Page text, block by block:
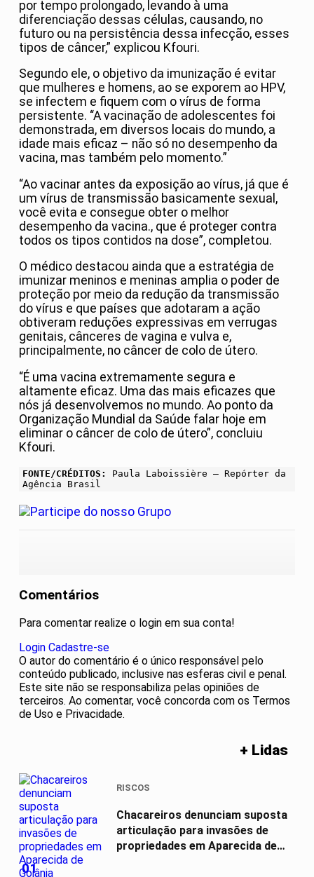
por tempo prolongado, levando à uma
diferenciação dessas células, causando, no
futuro ou na persistência dessa infecção, esses
tipos de câncer,” explicou Kfouri.
Segundo ele, o objetivo da imunização é evitar
que mulheres e homens, ao se exporem ao HPV,
se infectem e fiquem com o vírus de forma
persistente. “A vacinação de adolescentes foi
demonstrada, em diversos locais do mundo, a
idade mais eficaz – não só no desempenho da
vacina, mas também pelo momento.”
“Ao vacinar antes da exposição ao vírus, já que é
um vírus de transmissão basicamente sexual,
você evita e consegue obter o melhor
desempenho da vacina., que é proteger contra
todos os tipos contidos na dose”, completou.
O médico destacou ainda que a estratégia de
imunizar meninos e meninas amplia o poder de
proteção por meio da redução da transmissão
do vírus e que países que adotaram a ação
obtiveram reduções expressivas em verrugas
genitais, cânceres de vagina e vulva e,
principalmente, no câncer de colo de útero.
“É uma vacina extremamente segura e
altamente eficaz. Uma das mais eficazes que
nós já desenvolvemos no mundo. Ao ponto da
Organização Mundial da Saúde falar hoje em
eliminar o câncer de colo de útero”, concluiu
Kfouri.
FONTE/CRÉDITOS:
Paula Laboissière – Repórter da
Agência Brasil
Comentários
Para comentar realize o login em sua conta!
Login Cadastre-se
O autor do comentário é o único responsável pelo
conteúdo publicado, inclusive nas esferas civil e penal.
Este site não se responsabiliza pelas opiniões de
terceiros. Ao comentar, você concorda com os Termos
de Uso e Privacidade.
+ Lidas
01
RISCOS
Chacareiros denunciam suposta
articulação para invasões de
propriedades em Aparecida de